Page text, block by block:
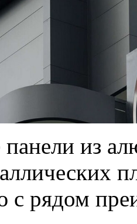
из
с рядом